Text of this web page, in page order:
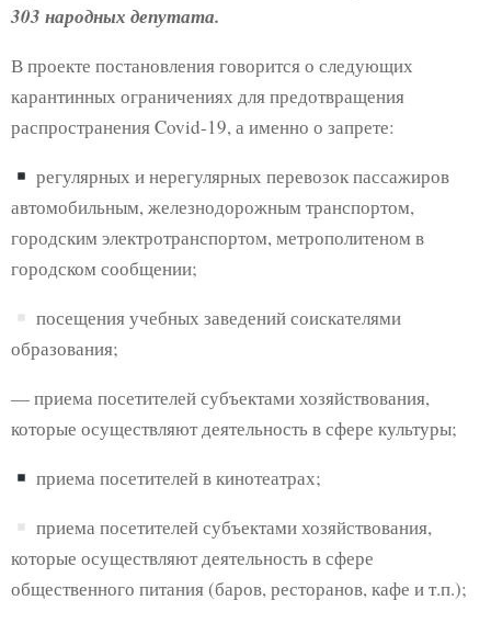
303 народных депутата.
В проекте постановления говорится о следующих
карантинных ограничениях для предотвращения
распространения Covid-19, а именно о запрете:
регулярных и нерегулярных перевозок пассажиров
автомобильным, железнодорожным транспортом,
городским электротранспортом, метрополитеном в
городском сообщении;
посещения учебных заведений соискателями
образования;
— приема посетителей субъектами хозяйствования,
которые осуществляют деятельность в сфере культуры;
приема посетителей в кинотеатрах;
приема посетителей субъектами хозяйствования,
которые осуществляют деятельность в сфере
общественного питания (баров, ресторанов, кафе и т.п.);